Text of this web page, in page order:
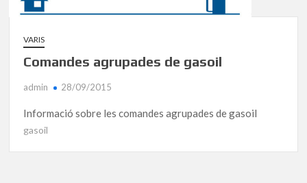
VARIS
Comandes agrupades de gasoil
admin 28/09/2015
Informació sobre les comandes agrupades de gasoil
gasoil